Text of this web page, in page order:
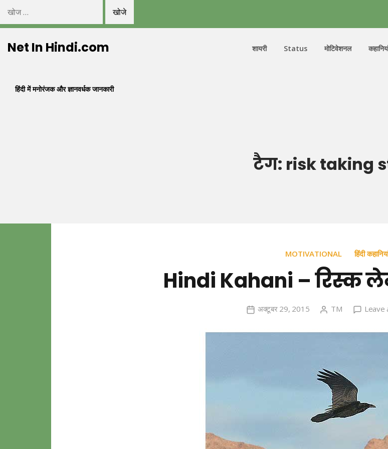
निम्न
को
खोजें:
toNet In Hindi.com
हिंदी में मनोरंजक और ज्ञानवर्धक जानकारी
शायरी Status मोटिवेशनल
टैग: risk taking
MOTIVATIONAL हिंदी
Hindi Kahani – रिस्क
अक्टूबर 29, 2015 TM Leave